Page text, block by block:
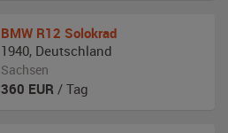
BMW R12 Solokrad
1940, Deutschland
Sachsen
360 EUR / Tag